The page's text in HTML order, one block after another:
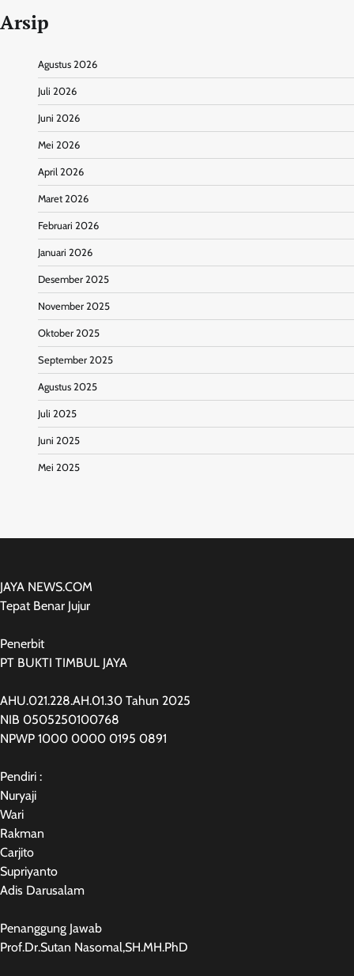
Arsip
Agustus 2026
Juli 2026
Juni 2026
Mei 2026
April 2026
Maret 2026
Februari 2026
Januari 2026
Desember 2025
November 2025
Oktober 2025
September 2025
Agustus 2025
Juli 2025
Juni 2025
Mei 2025
JAYA NEWS.COM
Tepat Benar Jujur
Penerbit
PT BUKTI TIMBUL JAYA
AHU.021.228.AH.01.30 Tahun 2025
NIB 0505250100768
NPWP 1000 0000 0195 0891
Pendiri :
Nuryaji
Wari
Rakman
Carjito
Supriyanto
Adis Darusalam
Penanggung Jawab
Prof.Dr.Sutan Nasomal,SH.MH.PhD